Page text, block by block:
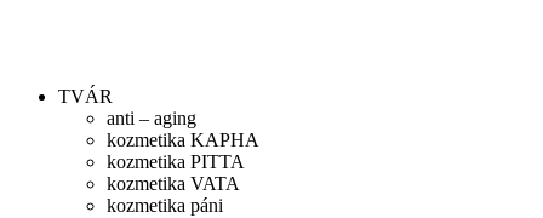
TVÁR
anti – aging
kozmetika KAPHA
kozmetika PITTA
kozmetika VATA
kozmetika páni